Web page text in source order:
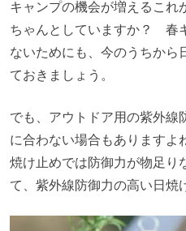
キャンプの機会が増えるこれ
ちゃんとしていますか？ 春
ないためにも、今のうちから
ておきましょう。
でも、アウトドア用の紫外
に合わない場合もありますよ
焼け止めでは防御力が物足
て、紫外線防御力の高い日焼